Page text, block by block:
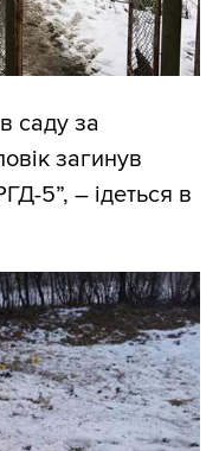
саду за
загинув
5”, – ідеться в